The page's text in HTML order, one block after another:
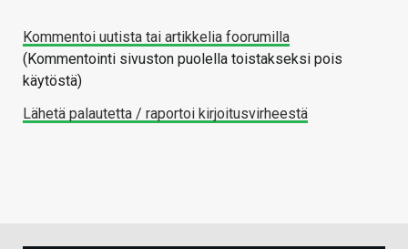
Kommentoi uutista tai artikkelia foorumilla
(Kommentointi sivuston puolella toistakseksi pois
käytöstä)
Lähetä palautetta / raportoi kirjoitusvirheestä